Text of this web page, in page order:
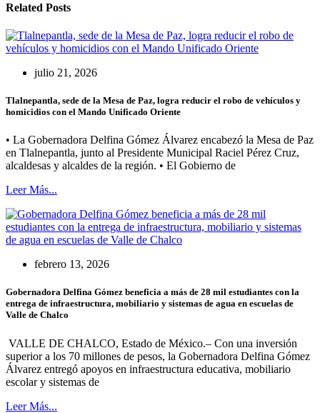
Related Posts
julio 21, 2026
Tlalnepantla, sede de la Mesa de Paz, logra reducir el robo de vehículos y
homicidios con el Mando Unificado Oriente
• La Gobernadora Delfina Gómez Álvarez encabezó la Mesa de Paz
en Tlalnepantla, junto al Presidente Municipal Raciel Pérez Cruz,
alcaldesas y alcaldes de la región. • El Gobierno de
Leer Más...
febrero 13, 2026
Gobernadora Delfina Gómez beneficia a más de 28 mil estudiantes con la
entrega de infraestructura, mobiliario y sistemas de agua en escuelas de
Valle de Chalco
VALLE DE CHALCO, Estado de México.– Con una inversión
superior a los 70 millones de pesos, la Gobernadora Delfina Gómez
Álvarez entregó apoyos en infraestructura educativa, mobiliario
escolar y sistemas de
Leer Más...